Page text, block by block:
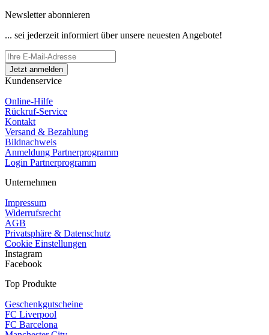
Newsletter abonnieren
... sei jederzeit informiert über unsere neuesten Angebote!
Kundenservice
Online-Hilfe
Rückruf-Service
Kontakt
Versand & Bezahlung
Bildnachweis
Anmeldung Partnerprogramm
Login Partnerprogramm
Unternehmen
Impressum
Widerrufsrecht
AGB
Privatsphäre & Datenschutz
Cookie Einstellungen
Instagram
Facebook
Top Produkte
Geschenkgutscheine
FC Liverpool
FC Barcelona